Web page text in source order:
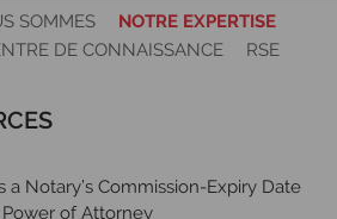
SOMMES
NOTRE EXPERTISE
DE CONNAISSANCE
RSE
a Notary’s Commission-Expiry Date
of Attorney